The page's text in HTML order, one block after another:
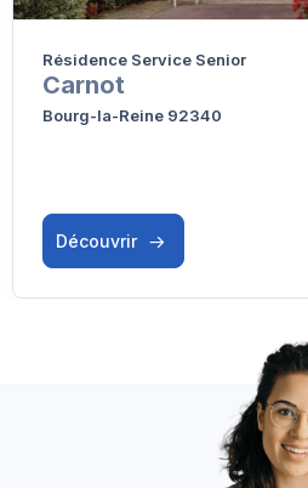
Résidence Service Senior
Carnot
Bourg-la-Reine 92340
Découvrir